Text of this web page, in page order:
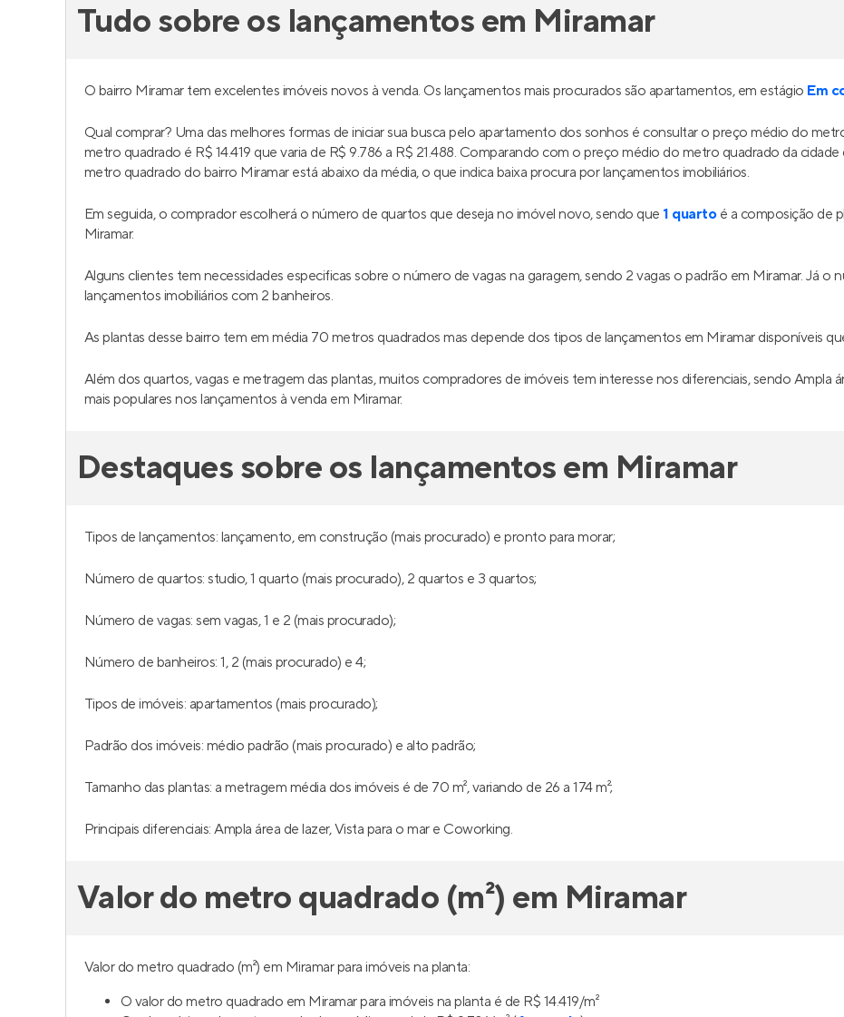
Tudo sobre os lançamentos em Miramar
O bairro Miramar tem excelentes imóveis novos à venda. Os lançamentos mais procurados são apartamentos, em estágio Em
Qual comprar? Uma das melhores formas de iniciar sua busca pelo apartamento dos sonhos é consultar o preço médio do
metro quadrado é R$ 14.419 que varia de R$ 9.786 a R$ 21.488. Comparando com o preço médio do metro quadrado da
metro quadrado do bairro Miramar está abaixo da média, o que indica baixa procura por lançamentos imobiliários.
Em seguida, o comprador escolherá o número de quartos que deseja no imóvel novo, sendo que 1 quartoé a composição de
Miramar.
Alguns clientes tem necessidades especificas sobre o número de vagas na garagem, sendo 2 vagas o padrão em Miramar. Já o
lançamentos imobiliários com 2 banheiros.
As plantas desse bairro tem em média 70 metros quadrados mas depende dos tipos de lançamentos em Miramar disponíveis
Além dos quartos, vagas e metragem das plantas, muitos compradores de imóveis tem interesse nos diferenciais, sendo Ampla
mais populares nos lançamentos à venda em Miramar.
Destaques sobre os lançamentos em Miramar
Tipos de lançamentos: lançamento, em construção (mais procurado) e pronto para morar;
Número de quartos: studio, 1 quarto (mais procurado), 2 quartos e 3 quartos;
Número de vagas: sem vagas, 1 e 2 (mais procurado);
Número de banheiros: 1, 2 (mais procurado) e 4;
Tipos de imóveis: apartamentos (mais procurado);
Padrão dos imóveis: médio padrão (mais procurado) e alto padrão;
Tamanho das plantas: a metragem média dos imóveis é de 70 m², variando de 26 a 174 m²;
Principais diferenciais: Ampla área de lazer, Vista para o mar e Coworking.
Valor do metro quadrado (m²) em Miramar
Valor do metro quadrado (m²) em Miramar para imóveis na planta:
O valor do metro quadrado em Miramar para imóveis na planta é de R$ 14.419/m²